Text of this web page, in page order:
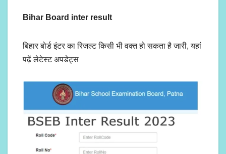
Bihar Board inter result
बिहार बोर्ड इंटर का रिजल्ट किसी भी वक्त हो सकता है जारी, यहां
पढ़ें लेटेस्ट अपडेट्स